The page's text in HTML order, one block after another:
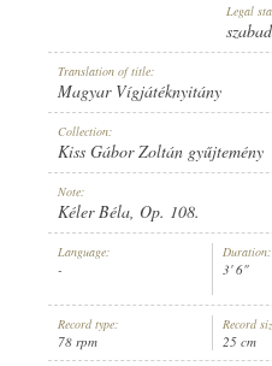
ARTIST: K. U. K. BOSN.-HERZ.
1-23226
Legal
Translation of title:
Magyar Vígjátéknyitány
Collection:
Kiss Gábor Zoltán gyűjtemény
Note:
Kéler Béla, Op. 108.
Language:
-
Duration:
3' 6"
Record type:
78 rpm
Record
25 cm